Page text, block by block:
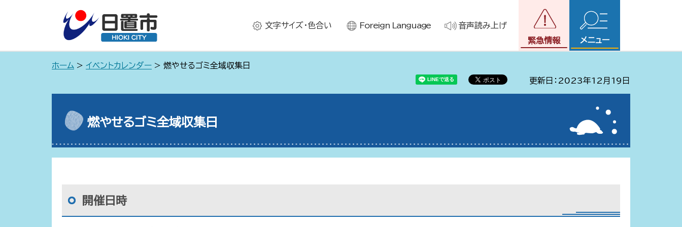
文字サイズ・色合い Foreign Language
音声読み上げ
緊急情報
メニュー
ホーム > イベントカレンダー > 燃やせるゴミ全域収集日
更新日：2023年12月19日
燃やせるゴミ全域収集日
開催日時